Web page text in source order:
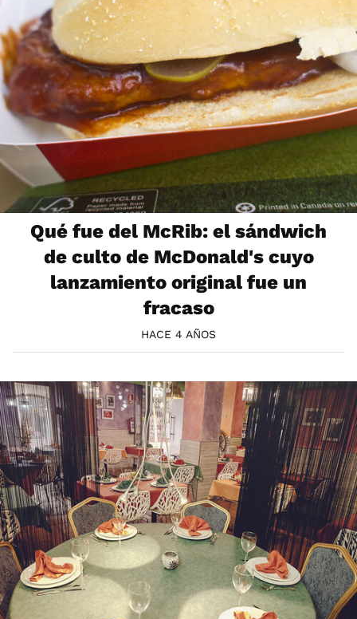
Qué fue del McRib: el sándwich
de culto de McDonald's cuyo
lanzamiento original fue un
fracaso
HACE 4 AÑOS